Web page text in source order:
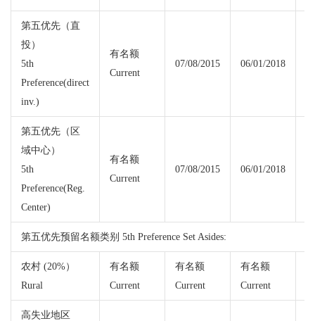
第五优先（直
投）
5th
Preference(direct
inv.)
有名额
Current
07/08/2015 06/01/2018
第五优先（区
域中心）
5th
Preference(Reg.
Center)
有名额
Current
07/08/2015 06/01/2018
第五优先预留名额类别 5th Preference Set Asides:
农村 (20%）
Rural
有名额
Current
有名额
Current
有名额
Current
高失业地区